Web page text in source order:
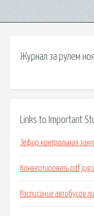
Журнал за рулем
Links to Important
Зефир контрольная
Конвертировать pdf jpg
Расписание автобусов